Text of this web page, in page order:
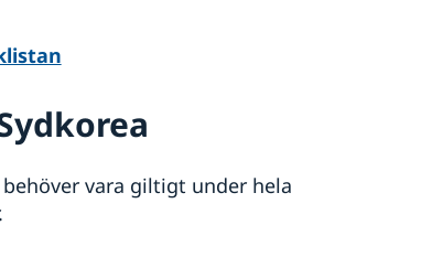
vara giltigt under hela